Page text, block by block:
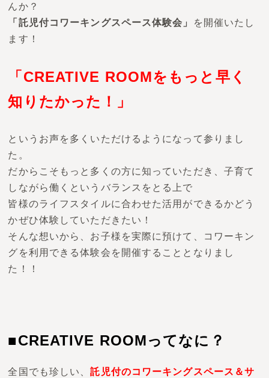
んか？
「託児付コワーキングスペース体験会」
を開催いたし
ます！
「CREATIVE ROOMをもっと早く
知りたかった！」
というお声を多くいただけるようになって参りまし
た。
だからこそもっと多くの方に知っていただき、子育て
しながら働くというバランスをとる上で
皆様のライフスタイルに合わせた活用ができるかどう
かぜひ体験していただきたい！
そんな想いから、お子様を実際に預けて、コワーキン
グを利用できる体験会を開催することとなりまし
た！！
■CREATIVE ROOMってなに？
全国でも珍しい、託児付のコワーキングスペース＆サ